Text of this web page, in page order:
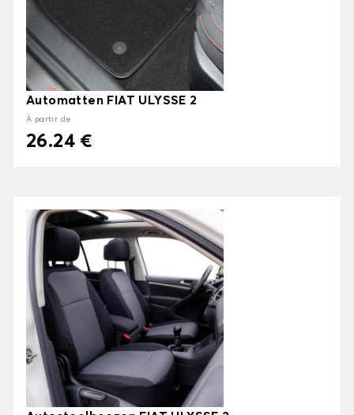
Automatten FIAT ULYSSE 2
À partir de
26.24 €